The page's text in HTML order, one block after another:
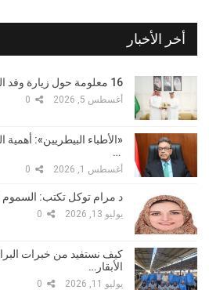
أخر الأخبار
16 معلومة حول زيارة وفد الهيئة العربية للإستثمار…
أغسطس 5, 2026
«الأطباء البيطريين»:
…
أغسطس 1, 2026
د مرام توكل تكتب:
يوليو 13, 2026
كيف نستفيد من خبرات
الأبقار…
يوليو 11, 2026